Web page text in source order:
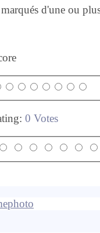
d'une ou
0 Votes
photo